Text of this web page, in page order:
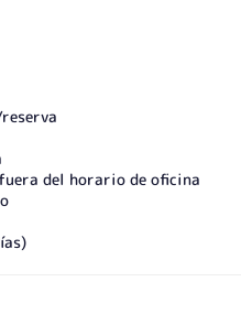
del horario de oficina